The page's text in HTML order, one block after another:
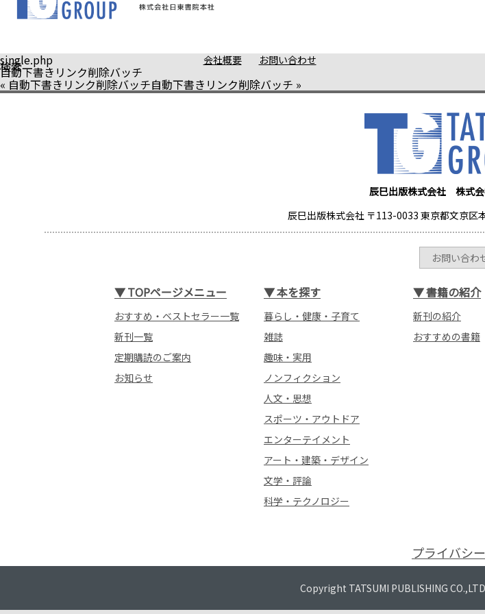
会社概要 お問い合わせ
検索
single.php
自動下書きリンク削除バッチ
« 自動下書きリンク削除バッチ自動下書きリンク削除バッチ »
辰巳出版株式会社 株式
辰巳出版株式会社 〒113-0033 東京都文京区
お問い合わ
▼TOPページメニュー
おすすめ・ベストセラー一覧
新刊一覧
定期購読のご案内
お知らせ
▼本を探す
暮らし・健康・子育て
雑誌
趣味・実用
ノンフィクション
人文・思想
スポーツ・アウトドア
エンターテイメント
アート・建築・デザイン
文学・評論
科学・テクノロジー
▼書籍の紹介
新刊の紹介
おすすめの書籍
プライバシ
Copyright TATSUMI PUBLISHING